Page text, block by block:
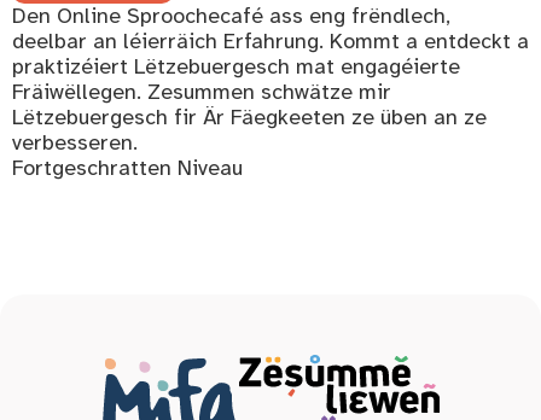
Den Online Sproochecafé ass eng frëndlech,
deelbar an léierräich Erfahrung. Kommt a entdeckt a
praktizéiert Lëtzebuergesch mat engagéierte
Fräiwëllegen. Zesummen schwätze mir
Lëtzebuergesch fir Är Fäegkeeten ze üben an ze
verbesseren.
Fortgeschratten Niveau